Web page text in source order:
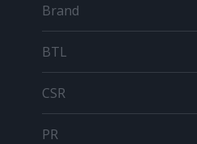
Brand
BTL
CSR
PR